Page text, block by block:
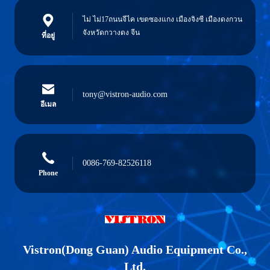
ที่อยู่
ไม่ ไม่17ถนนจีไค เขตซองแกง เมืองจิงซี เมืองดงกวน
จังหวัดกวางดง จีน
อีเมล
tony@vistron-audio.com
Phone
0086-769-82526118
Vistron(Dong Guan) Audio Equipment Co.,
Ltd.